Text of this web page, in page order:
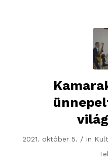
2021. október 5. / in